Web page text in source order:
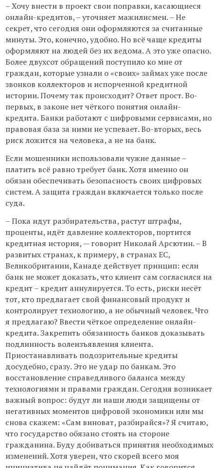
– Хочу внести в проект свои поправки, касающиеся
онлайн-кредитов, – уточняет мажилисмен. – Не
секрет, что сегодня они оформляются за считанные
минуты. Это, конечно, удобно. Но всё чаще кредиты
оформляют на людей без их ведома. А это уже опасно.
Более двухсот обращений поступило ко мне от
граждан, которые узнали о «своих» займах уже после
звонков коллекторов и испорченной кредитной
истории. Почему так происходит? Ответ прост. Во-
первых, в законе нет чёткого понятия онлайн-
кредита. Банки работают с цифровыми сервисами, но
правовая база за ними не успевает. Во-вторых, весь
риск ложится на человека, а не на банк.
Если мошенники использовали чужие данные –
платить всё равно требует банк. Хотя именно он
обязан обеспечивать безопасность своих цифровых
систем. А защита граждан включается только после
суда.
– Пока идут разбирательства, растут штрафы,
проценты, идёт давление коллекторов, портится
кредитная история, — говорит Николай Арсютин. – В
развитых странах, к примеру, в странах ЕС,
Великобритании, Канаде действует принцип: если
банк не может доказать, что клиент сам согласился на
кредит – кредит аннулируется. То есть, риски несёт
тот, кто предлагает свой финансовый продукт и
контролирует технологию, а не обычный человек. Что
я предлагаю? Ввести чёткое определение онлайн-
кредита. Закрепить обязанность банков доказывать
подлинность волеизъявления клиента.
Приостанавливать подозрительные кредиты
досудебно, сразу. Это не удар по банкам. Это
восстановление справедливого баланса между
технологиями и правами граждан. Сегодня возникает
важный вопрос: будут ли наши люди защищены от
негативных моментов цифровой экономики или мы
снова скажем: «Сам виноват, разбирайся»? Я считаю,
что государство обязано стоять на стороне
гражданина. Буду добиваться принятия необходимых
изменений. Хотя уверен, что скорей всего моя